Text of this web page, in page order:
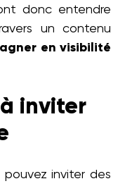
donc entendre
un contenu
en visibilité
inviter
pouvez inviter des